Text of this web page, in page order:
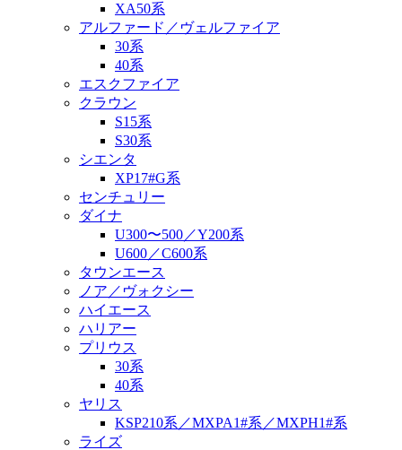
XA50系
アルファード／ヴェルファイア
30系
40系
エスクファイア
クラウン
S15系
S30系
シエンタ
XP17#G系
センチュリー
ダイナ
U300〜500／Y200系
U600／C600系
タウンエース
ノア／ヴォクシー
ハイエース
ハリアー
プリウス
30系
40系
ヤリス
KSP210系／MXPA1#系／MXPH1#系
ライズ